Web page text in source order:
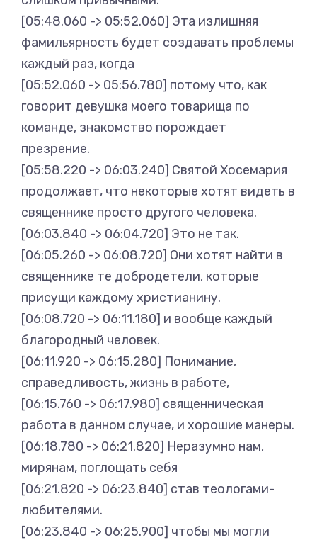
[05:48.060 -> 05:52.060] Эта излишняя
фамильярность будет создавать проблемы
каждый раз, когда
[05:52.060 -> 05:56.780] потому что, как
говорит девушка моего товарища по
команде, знакомство порождает
презрение.
[05:58.220 -> 06:03.240] Святой Хосемария
продолжает, что некоторые хотят видеть в
священнике просто другого человека.
[06:03.840 -> 06:04.720] Это не так.
[06:05.260 -> 06:08.720] Они хотят найти в
священнике те добродетели, которые
присущи каждому христианину.
[06:08.720 -> 06:11.180] и вообще каждый
благородный человек.
[06:11.920 -> 06:15.280] Понимание,
справедливость, жизнь в работе,
[06:15.760 -> 06:17.980] священническая
работа в данном случае, и хорошие манеры.
[06:18.780 -> 06:21.820] Неразумно нам,
мирянам, поглощать себя
[06:21.820 -> 06:23.840] став теологами-
любителями.
[06:23.840 -> 06:25.900] чтобы мы могли